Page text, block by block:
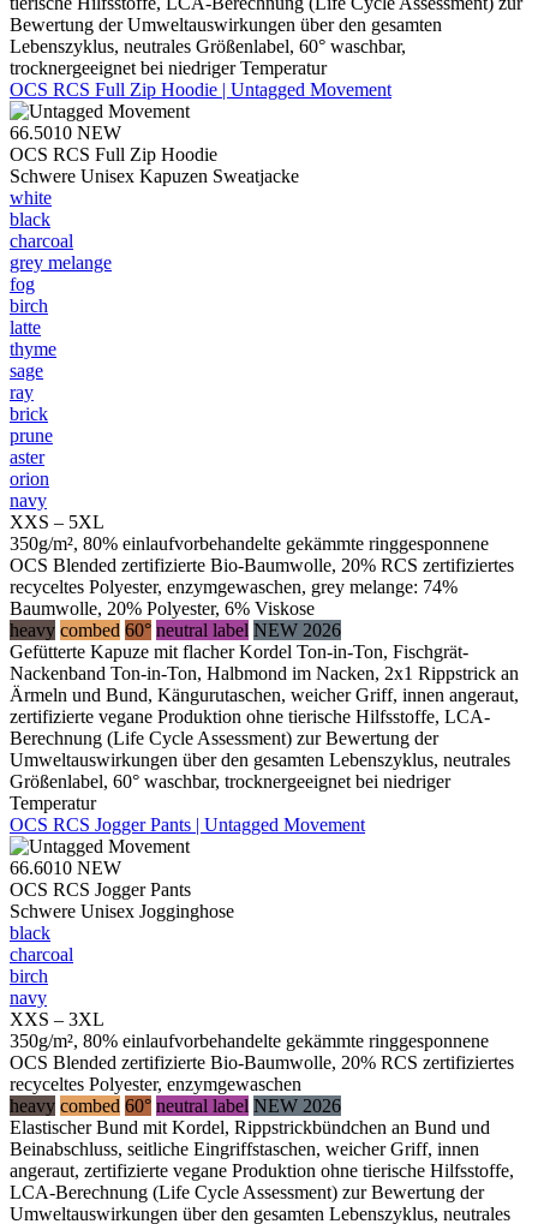
Bewertung der Umweltauswirkungen über den gesamten
Lebenszyklus, neutrales Größenlabel, 60° waschbar,
trocknergeeignet bei niedriger Temperatur
OCS RCS Full Zip Hoodie | Untagged Movement
66.5010 NEW
OCS RCS Full Zip Hoodie
Schwere Unisex Kapuzen Sweatjacke
white
black
charcoal
grey melange
fog
birch
latte
thyme
sage
ray
brick
prune
aster
orion
navy
XXS – 5XL
350g/m², 80% einlaufvorbehandelte gekämmte ringgesponnene
OCS Blended zertifizierte Bio-Baumwolle, 20% RCS zertifiziertes
recyceltes Polyester, enzymgewaschen, grey melange: 74%
Baumwolle, 20% Polyester, 6% Viskose
heavy combed 60° neutral label NEW 2026
Gefütterte Kapuze mit flacher Kordel Ton-in-Ton, Fischgrät-
Nackenband Ton-in-Ton, Halbmond im Nacken, 2x1 Rippstrick an
Ärmeln und Bund, Kängurutaschen, weicher Griff, innen angeraut,
zertifizierte vegane Produktion ohne tierische Hilfsstoffe, LCA-
Berechnung (Life Cycle Assessment) zur Bewertung der
Umweltauswirkungen über den gesamten Lebenszyklus, neutrales
Größenlabel, 60° waschbar, trocknergeeignet bei niedriger
Temperatur
OCS RCS Jogger Pants | Untagged Movement
66.6010 NEW
OCS RCS Jogger Pants
Schwere Unisex Jogginghose
black
charcoal
birch
navy
XXS – 3XL
350g/m², 80% einlaufvorbehandelte gekämmte ringgesponnene
OCS Blended zertifizierte Bio-Baumwolle, 20% RCS zertifiziertes
recyceltes Polyester, enzymgewaschen
heavy combed 60° neutral label NEW 2026
Elastischer Bund mit Kordel, Rippstrickbündchen an Bund und
Beinabschluss, seitliche Eingriffstaschen, weicher Griff, innen
angeraut, zertifizierte vegane Produktion ohne tierische Hilfsstoffe,
LCA-Berechnung (Life Cycle Assessment) zur Bewertung der
Umweltauswirkungen über den gesamten Lebenszyklus, neutrales